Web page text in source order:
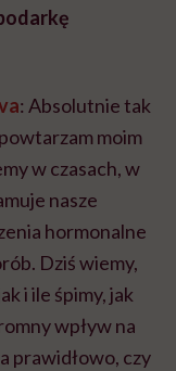
: Absolutnie tak
moim
w czasach, w
nasze
hormonalne
Dziś wiemy,
i ile śpimy, jak
wpływ na
prawidłowo, czy